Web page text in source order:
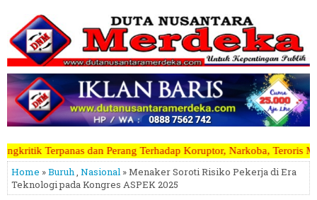
Terhadap Koruptor, Narkoba, Teroris Musuh Rakyat
Home »Buruh, Nasional » Menaker Soroti Risiko Pekerja di Era
Teknologi pada Kongres ASPEK 2025